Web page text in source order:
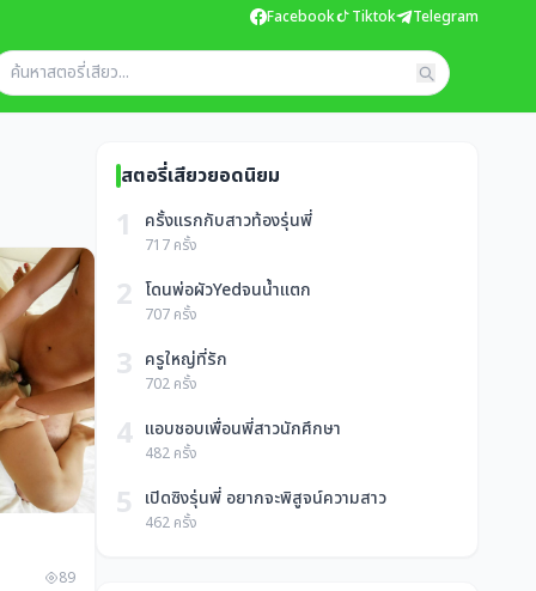
Facebook Tiktok Telegram
89
สตอรี่เสียวยอดนิยม
1 ครั้งแรกกับสาวท้องรุ่นพี่
717 ครั้ง
2 โดนพ่อผัวYedจนน้ำแตก
707 ครั้ง
3 ครูใหญ่ที่รัก
702 ครั้ง
4 แอบชอบเพื่อนพี่สาวนักศึกษา
482 ครั้ง
5 เปิดซิงรุ่นพี่ อยากจะพิสูจน์ความสาว
462 ครั้ง